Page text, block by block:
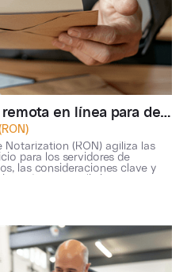
Uso de la notarización remota en línea para declaraciones juradas de servicio
Notarization (RON) agiliza las
para los servidores de
las consideraciones clave y
para un servicio de